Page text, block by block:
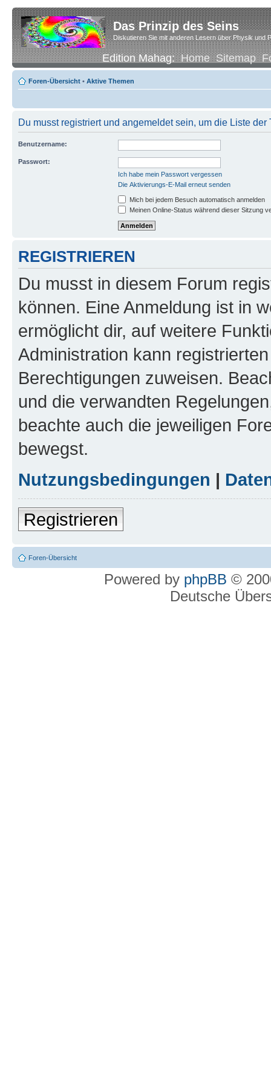
Das Prinzip des Seins
Diskutieren Sie mit anderen Lesern über Physik und
Edition Mahag:Home Sitemap
Foren-Übersicht • Aktive Themen
Du musst registriert und angemeldet sein, um die Liste
Benutzername:
Passwort:
Ich habe mein Passwort vergessen
Die Aktivierungs-E-Mail erneut senden
Mich bei jedem Besuch automatisch anmelden
Meinen Online-Status während dieser Sitzung
REGISTRIEREN
Du musst in diesem Forum
können. Eine Anmeldung ist in
ermöglicht dir, auf weitere
Administration kann
Berechtigungen zuweisen.
und die verwandten
beachte auch die jeweiligen
bewegst.
Nutzungsbedingungen |
Registrieren
Foren-Übersicht
Powered by phpBB ©
Deutsche